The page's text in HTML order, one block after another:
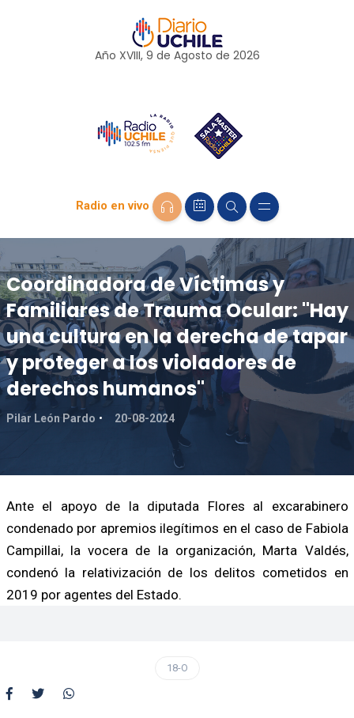
Año XVIII, 9 de Agosto de 2026
Radio en vivo
Coordinadora de Víctimas y
Familiares de Trauma Ocular: "Hay
una cultura en la derecha de tapar
y proteger a los violadores de
derechos humanos"
Pilar León Pardo 20-08-2024
Ante el apoyo de la diputada Flores al excarabinero
condenado por apremios ilegítimos en el caso de Fabiola
Campillai, la vocera de la organización, Marta Valdés,
condenó la relativización de los delitos cometidos en
2019 por agentes del Estado.
18-O